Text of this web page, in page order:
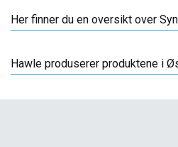
Her finner du en oversikt over
Hawle produserer produktene i